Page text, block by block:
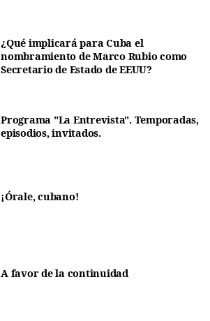
¿Qué implicará para Cuba el
nombramiento de Marco Rubio como
Secretario de Estado de EEUU?
Programa "La Entrevista". Temporadas,
episodios, invitados.
¡Órale, cubano!
A favor de la continuidad